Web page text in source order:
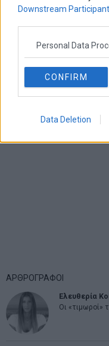
Downstream
Personal Data
CONFIRM
Data Deletion
ΑΡΘΡΟΓΡΑΦΟΙ
Ελευθερία
Οι «τιμωροί»